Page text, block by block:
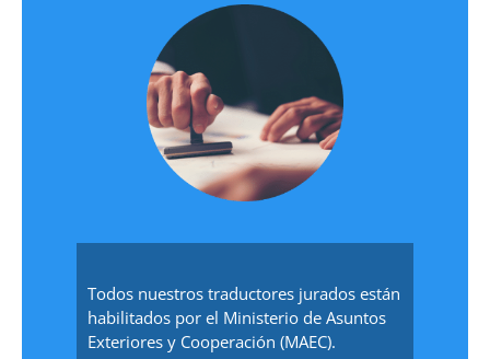
Todos nuestros traductores jurados están
habilitados por el Ministerio de Asuntos
Exteriores y Cooperación (MAEC).